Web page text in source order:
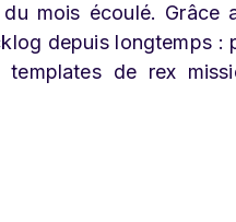
mois écoulé. Grâce
depuis longtemps :
templates de rex